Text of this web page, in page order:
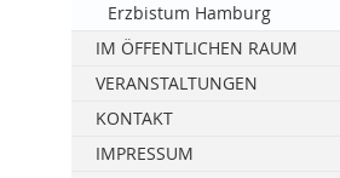
Erzbistum Hamburg
IM ÖFFENTLICHEN RAUM
Leitungsgruppe NFS
VERANSTALTUNGEN
Fortbildung am BG Klinikum
Hamburg
KONTAKT
Spenden
IMPRESSUM